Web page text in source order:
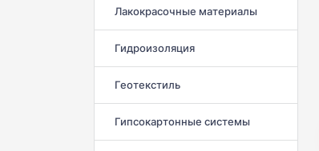
Лакокрасочные материалы
Гидроизоляция
Геотекстиль
Гипсокартонные системы